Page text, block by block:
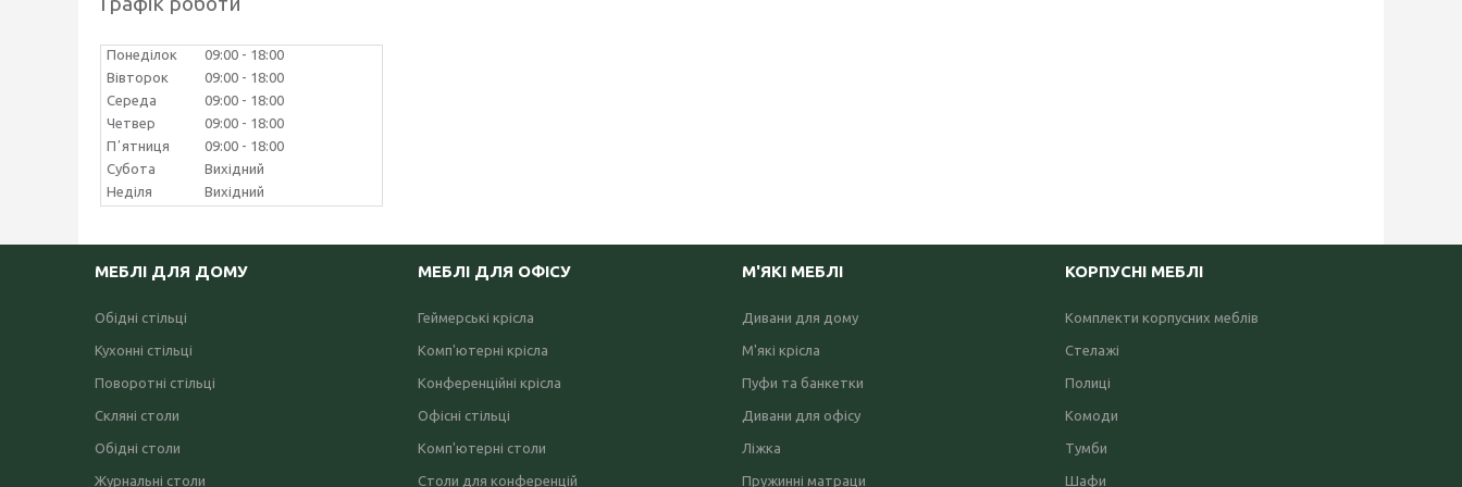
Понеділок 09:00
18:00
Вівторок
09:00
18:00
Середа
09:00
18:00
Четвер
09:00
18:00
Пʼятниця
09:00
18:00
Субота
Вихідний
Неділя
Вихідний
МЕБЛІ ДЛЯ ДОМУ
Обідні стільці
Кухонні стільці
Поворотні стільці
Скляні столи
Обідні столи
Журнальні столи
МЕБЛІ ДЛЯ ОФІСУ
Геймерські крісла
Комп'ютерні крісла
Конференційні крісла
Офісні стільці
Комп'ютерні столи
Столи для конференцій
М'ЯКІ МЕБЛІ
Дивани для дому
М'які крісла
Пуфи та банкетки
Дивани для офісу
Ліжка
Пружинні матраци
КОРПУСНІ МЕБЛІ
Комплекти корпусних меблів
Стелажі
Полиці
Комоди
Тумби
Шафи